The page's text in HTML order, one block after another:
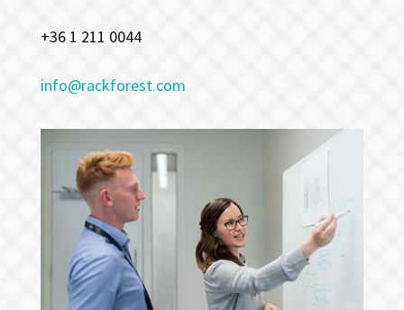
+36 1 211 0044
info@rackforest.com